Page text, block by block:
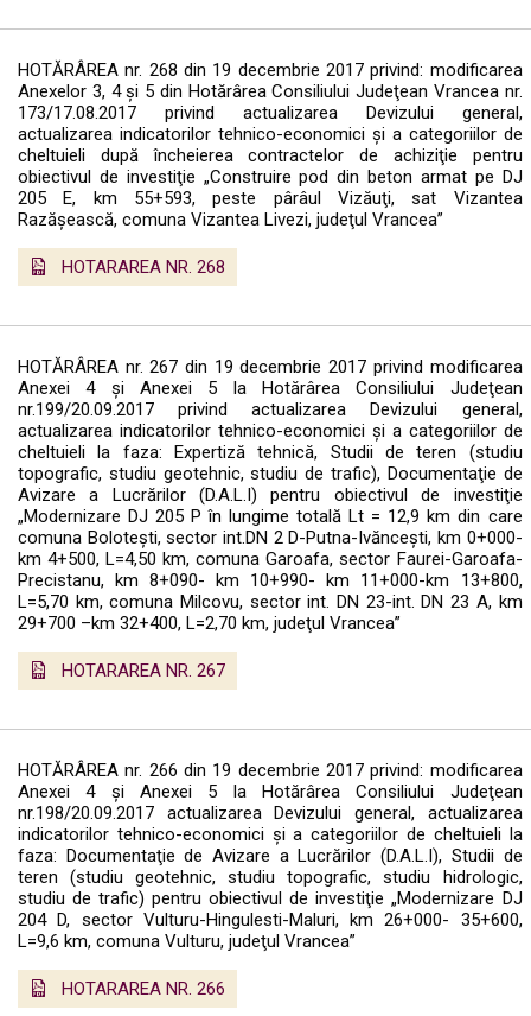
HOTĂRÂREA nr. 268 din 19 decembrie 2017 privind: modificarea
Anexelor 3, 4 şi 5 din Hotărârea Consiliului Judeţean Vrancea nr.
173/17.08.2017 privind actualizarea Devizului general,
actualizarea indicatorilor tehnico-economici şi a categoriilor de
cheltuieli după încheierea contractelor de achiziţie pentru
obiectivul de investiţie „Construire pod din beton armat pe DJ
205 E, km 55+593, peste pârâul Vizăuţi, sat Vizantea
Razăşească, comuna Vizantea Livezi, judeţul Vrancea”
HOTARAREA NR. 268
HOTĂRÂREA nr. 267 din 19 decembrie 2017 privind modificarea
Anexei 4 şi Anexei 5 la Hotărârea Consiliului Judeţean
nr.199/20.09.2017 privind actualizarea Devizului general,
actualizarea indicatorilor tehnico-economici şi a categoriilor de
cheltuieli la faza: Expertiză tehnică, Studii de teren (studiu
topografic, studiu geotehnic, studiu de trafic), Documentaţie de
Avizare a Lucrărilor (D.A.L.I) pentru obiectivul de investiţie
„Modernizare DJ 205 P în lungime totală Lt = 12,9 km din care
comuna Boloteşti, sector int.DN 2 D-Putna-Ivănceşti, km 0+000-
km 4+500, L=4,50 km, comuna Garoafa, sector Faurei-Garoafa-
Precistanu, km 8+090- km 10+990- km 11+000-km 13+800,
L=5,70 km, comuna Milcovu, sector int. DN 23-int. DN 23 A, km
29+700 –km 32+400, L=2,70 km, judeţul Vrancea”
HOTARAREA NR. 267
HOTĂRÂREA nr. 266 din 19 decembrie 2017 privind: modificarea
Anexei 4 şi Anexei 5 la Hotărârea Consiliului Judeţean
nr.198/20.09.2017 actualizarea Devizului general, actualizarea
indicatorilor tehnico-economici şi a categoriilor de cheltuieli la
faza: Documentaţie de Avizare a Lucrărilor (D.A.L.I), Studii de
teren (studiu geotehnic, studiu topografic, studiu hidrologic,
studiu de trafic) pentru obiectivul de investiţie „Modernizare DJ
204 D, sector Vulturu-Hingulesti-Maluri, km 26+000- 35+600,
L=9,6 km, comuna Vulturu, judeţul Vrancea”
HOTARAREA NR. 266